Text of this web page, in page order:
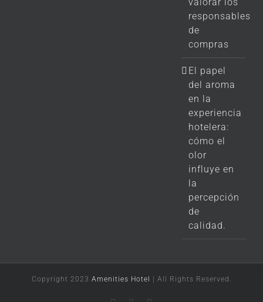
responsables
de
compras
El papel
del aroma
en la
experiencia
hotelera:
cómo el
olor
influye en
la
percepción
de
calidad.
Copyright 2023 Amenities Hotel | All Rights Reserved.